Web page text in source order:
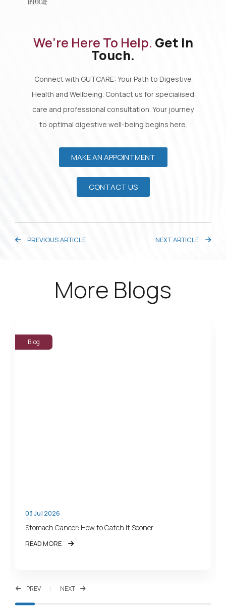
We’re Here To Help. Get In
Touch.
Connect with GUTCARE: Your Path to Digestive
Health and Wellbeing. Contact us for specialised
care and professional consultation. Your journey
to optimal digestive well-being begins here.
MAKE AN APPOINTMENT
CONTACT US
PREVIOUS ARTICLE NEXT ARTICLE
More Blogs
Blog
03 Jul 2026
Stomach Cancer: How to Catch It Sooner
READ MORE
PREV NEXT